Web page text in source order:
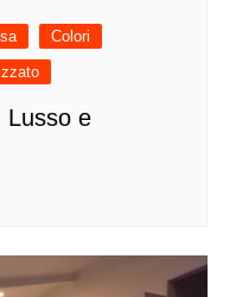
Colori
Lusso e